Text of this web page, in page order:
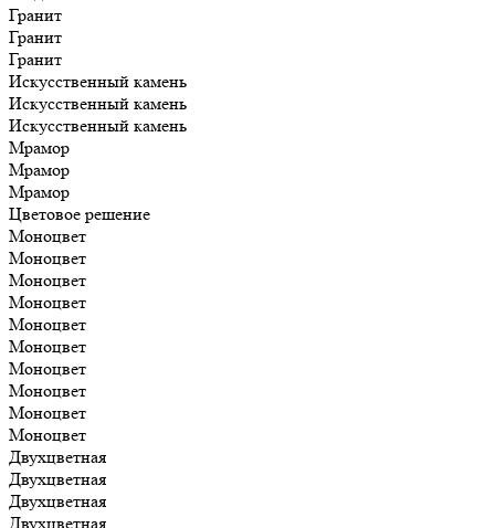
Гранит
Гранит
Гранит
Искусственный камень
Искусственный камень
Искусственный камень
Мрамор
Мрамор
Мрамор
Цветовое решение
Моноцвет
Моноцвет
Моноцвет
Моноцвет
Моноцвет
Моноцвет
Моноцвет
Моноцвет
Моноцвет
Моноцвет
Двухцветная
Двухцветная
Двухцветная
Двухцветная